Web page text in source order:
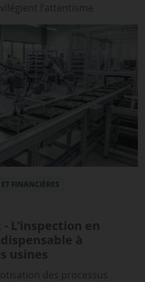
l’attentisme
FINANCIÈRES
L’inspection en
à
usines
des processus